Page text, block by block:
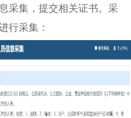
采集，提交相关证书。采
行采集：